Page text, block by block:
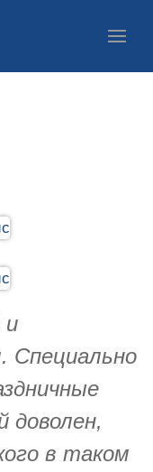
и
Специально
доволен,
в таком